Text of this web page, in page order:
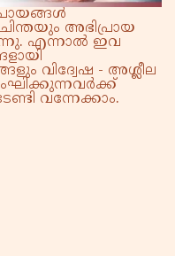
അഭിപ്രായ
എന്നാൽ ഇവ
വിദ്വേഷ - അശ്ലീല
വന്നേക്കാം.